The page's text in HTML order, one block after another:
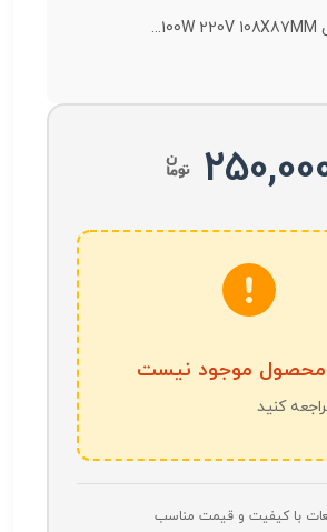
محصول موجود نیست
کنید
با کیفیت و قیمت مناسب